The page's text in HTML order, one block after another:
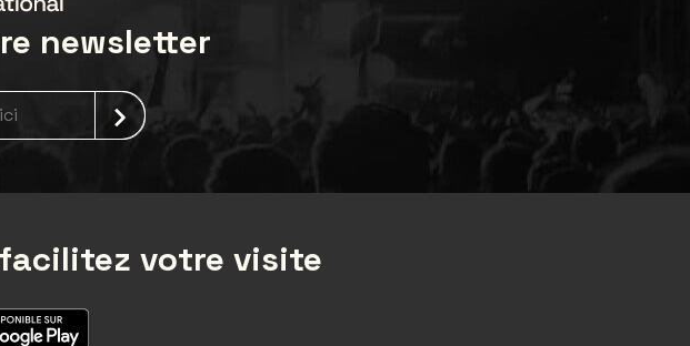
newsletter
votre visite